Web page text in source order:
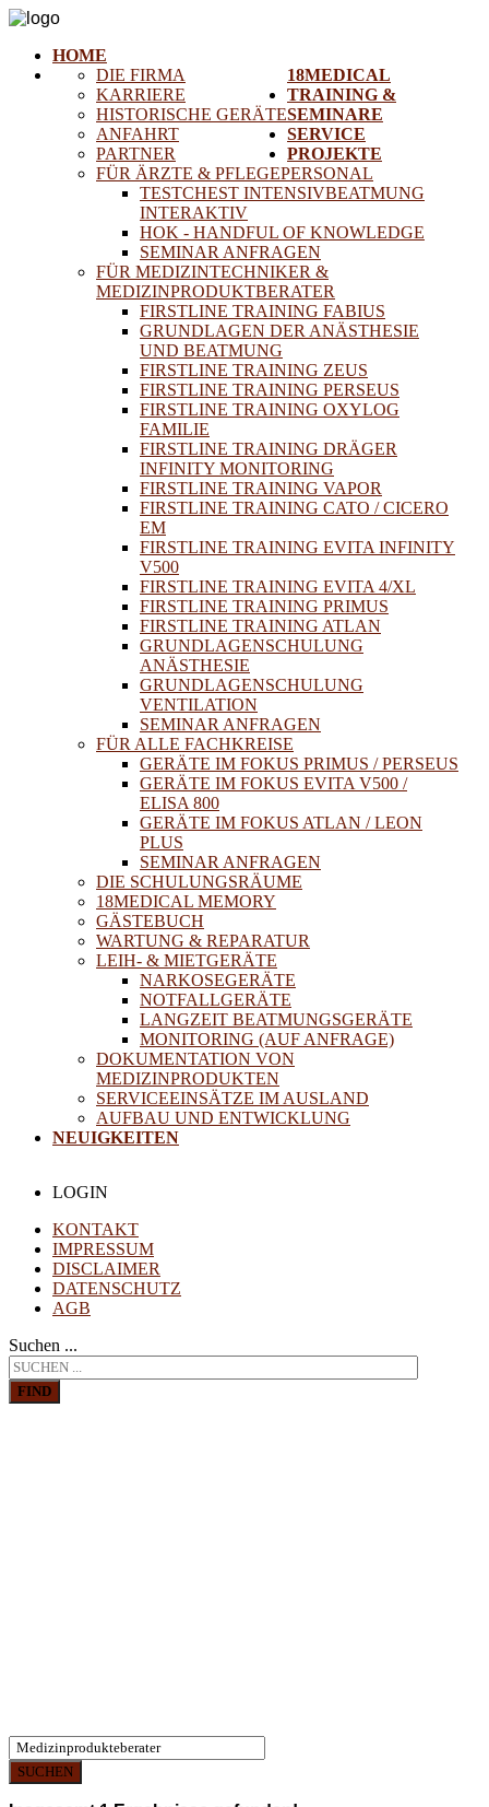
HOME
18MEDICAL
DIE FIRMA
KARRIERE
HISTORISCHE GERÄTE
ANFAHRT
PARTNER
TRAINING &
SEMINARE
FÜR ÄRZTE & PFLEGEPERSONAL
TESTCHEST INTENSIVBEATMUNG
INTERAKTIV
HOK - HANDFUL OF KNOWLEDGE
SEMINAR ANFRAGEN
FÜR MEDIZINTECHNIKER &
MEDIZINPRODUKTBERATER
FIRSTLINE TRAINING FABIUS
GRUNDLAGEN DER ANÄSTHESIE
UND BEATMUNG
FIRSTLINE TRAINING ZEUS
FIRSTLINE TRAINING PERSEUS
FIRSTLINE TRAINING OXYLOG
FAMILIE
FIRSTLINE TRAINING DRÄGER
INFINITY MONITORING
FIRSTLINE TRAINING VAPOR
FIRSTLINE TRAINING CATO / CICERO
EM
FIRSTLINE TRAINING EVITA INFINITY
V500
FIRSTLINE TRAINING EVITA 4/XL
FIRSTLINE TRAINING PRIMUS
FIRSTLINE TRAINING ATLAN
GRUNDLAGENSCHULUNG
ANÄSTHESIE
GRUNDLAGENSCHULUNG
VENTILATION
SEMINAR ANFRAGEN
FÜR ALLE FACHKREISE
GERÄTE IM FOKUS PRIMUS / PERSEUS
GERÄTE IM FOKUS EVITA V500 /
ELISA 800
GERÄTE IM FOKUS ATLAN / LEON
PLUS
SEMINAR ANFRAGEN
DIE SCHULUNGSRÄUME
18MEDICAL MEMORY
GÄSTEBUCH
SERVICE
WARTUNG & REPARATUR
LEIH- & MIETGERÄTE
NARKOSEGERÄTE
NOTFALLGERÄTE
LANGZEIT BEATMUNGSGERÄTE
MONITORING (AUF ANFRAGE)
DOKUMENTATION VON
MEDIZINPRODUKTEN
PROJEKTE
SERVICEEINSÄTZE IM AUSLAND
AUFBAU UND ENTWICKLUNG
NEUIGKEITEN
LOGIN
KONTAKT
IMPRESSUM
DISCLAIMER
DATENSCHUTZ
AGB
Suchen ...
FIND
SUCHEN